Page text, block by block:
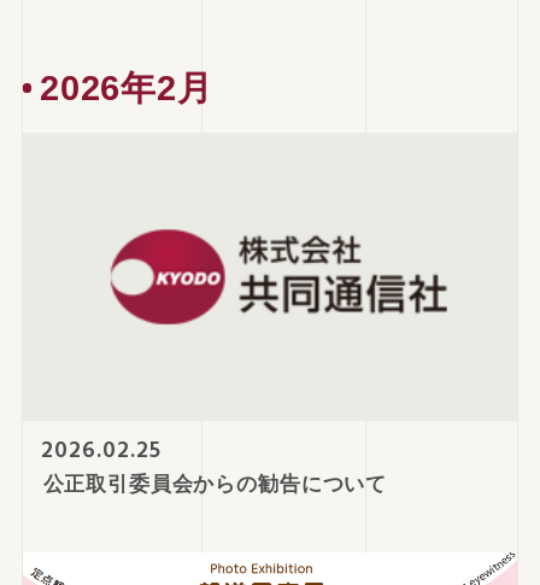
2026年2月
2026.02.25
公正取引委員会からの勧告について